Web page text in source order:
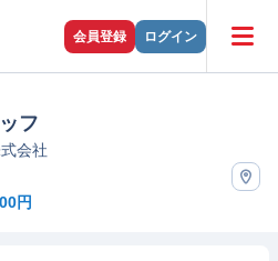
会員登録 ログイン
フ
会社
円